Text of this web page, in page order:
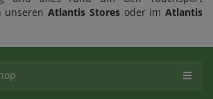
unseren Atlantis Storesoder im Atlantis